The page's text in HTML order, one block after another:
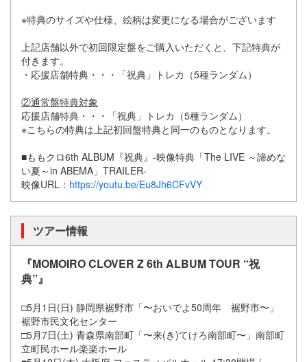
※特典のサイズや仕様、絵柄は変更になる場合がございます
上記店舗以外で初回限定盤をご購入いただくと、下記特典が
付きます。
・応援店舗特典・・・「祝典」トレカ（5種ランダム）
②通常盤特典対象
応援店舗特典・・・「祝典」トレカ（5種ランダム）
※こちらの特典は上記初回盤特典と同一のものとなります。
■ももクロ6th ALBUM『祝典』-映像特典「The LIVE ～諦めな
い夏～in ABEMA」TRAILER-
映像URL： https://youtu.be/Eu8Jh6CFvVY
ツアー情報
『MOMOIRO CLOVER Z 6th ALBUM TOUR “祝
典”』
□5月1日(日) 静岡県裾野市「〜おいでよ50周年 裾野市〜」
裾野市民文化センター
□5月7日(土) 青森県南部町「〜来(き)てけろ南部町〜」南部町
立町民ホール楽楽ホール